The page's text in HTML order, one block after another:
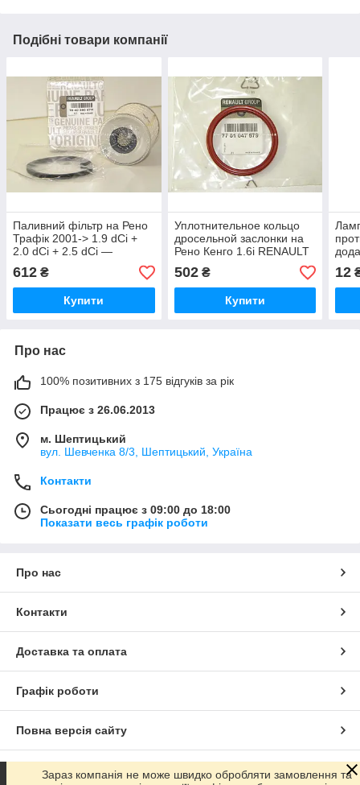
Подібні товари компанії
Паливний фільтр на Рено
Трафік 2001-> 1.9 dCi +
2.0 dCi + 2.5 dCi —
Renault (Оригінал) -
164039587R
612 ₴
Купити
Уплотнительное кольцо
дросельной заслонки на
Рено Кенго 1.6i RENAULT
(Оригинал) 7701047579
502₴
Купити
на
12
Про нас
100% позитивних з 175 відгуків за рік
Працює з 26.06.2013
м. Шептицький
вул. Шевченка 8/3, Шептицький, Україна
Контакти
Сьогодні працює з 09:00 до 18:00
Показати весь графік роботи
Про нас
Контакти
Доставка та оплата
Графік роботи
Повна версія сайту
Сайт створено на маркетплейсіProm.ua
Зараз компанія не може швидко обробляти замовлення та